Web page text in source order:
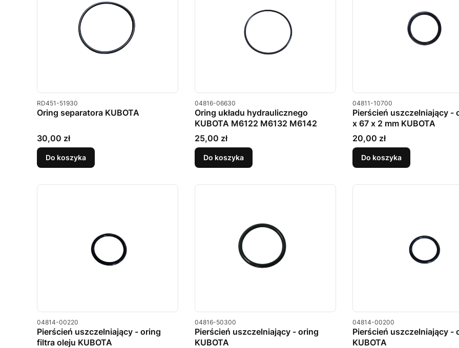
Kod produktu
RD451-51930
Oring separatora KUBOTA
Cena
30,00 zł
Do koszyka
Kod produktu
04816-06630
Oring układu hydraulicznego
KUBOTA M6122 M6132 M6142
Cena
25,00 zł
Do koszyka
Kod produktu
04811-10700
Pierścień uszczelniający -
x 67 x 2 mm KUBOTA
Cena
20,00 zł
Do koszyka
Kod produktu
04814-00220
Pierścień uszczelniający - oring
filtra oleju KUBOTA
Kod produktu
04816-50300
Pierścień uszczelniający - oring
KUBOTA
Kod produktu
04814-00200
Pierścień uszczelniający -
KUBOTA